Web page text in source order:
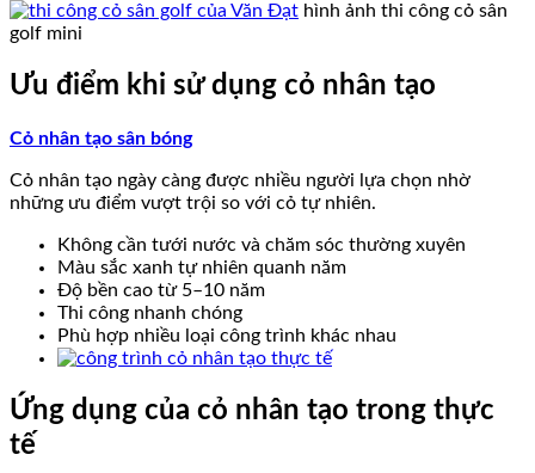
hình ảnh thi công cỏ sân
golf mini
Ưu điểm khi sử dụng cỏ nhân tạo
Cỏ nhân tạo sân bóng
Cỏ nhân tạo ngày càng được nhiều người lựa chọn nhờ
những ưu điểm vượt trội so với cỏ tự nhiên.
Không cần tưới nước và chăm sóc thường xuyên
Màu sắc xanh tự nhiên quanh năm
Độ bền cao từ 5–10 năm
Thi công nhanh chóng
Phù hợp nhiều loại công trình khác nhau
Ứng dụng của cỏ nhân tạo trong thực
tế